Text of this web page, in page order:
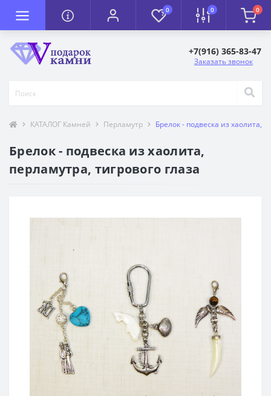
0 0 0
+7(916) 365-83-47
Заказать звонок
КАТАЛОГ Камней Перламутр Брелок - подвеска из хаолита,
Брелок - подвеска из хаолита,
перламутра, тигрового глаза